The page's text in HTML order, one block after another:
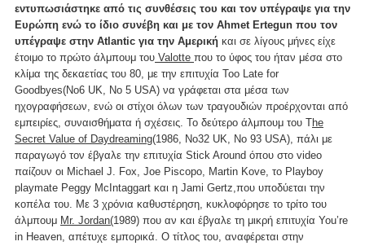
εντυπωσιάστηκε από τις συνθέσεις του και τον υπέγραψε για την
Ευρώπη ενώ το ίδιο συνέβη και με τον Ahmet Ertegun που τον
υπέγραψε στην Atlantic για την Αμερική και σε λίγους μήνες είχε
έτοιμο το πρώτο άλμπουμ του Valotte που το ύφος του ήταν μέσα στο
κλίμα της δεκαετίας του 80, με την επιτυχία Too Late for
Goodbyes(Νο6 UK, No 5 USA) να γράφεται στα μέσα των
ηχογραφήσεων, ενώ οι στίχοι όλων των τραγουδιών προέρχονται από
εμπειρίες, συναισθήματα ή σχέσεις. To δεύτερο άλμπουμ του The
Secret Value of Daydreaming(1986, Νο32 UK, No 93 USA), πάλι με
παραγωγό τον έβγαλε την επιτυχία Stick Around όπου στο video
παίζουν οι Michael J. Fox, Joe Piscopo, Martin Kove, το Playboy
playmate Peggy McIntaggart και η Jami Gertz,που υποδύεται την
κοπέλα του. Με 3 χρόνια καθυστέρηση, κυκλοφόρησε το τρίτο του
άλμπουμ Mr. Jordan(1989) που αν και έβγαλε τη μικρή επιτυχία You’re
in Heaven, απέτυχε εμπορικά. Ο τίτλος του, αναφέρεται στην